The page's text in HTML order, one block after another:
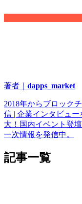
著者｜ dapps_market
2018年からブロック
信 | 企業インタビュ
大！国内イベント登
一次情報を発信中。
記事一覧